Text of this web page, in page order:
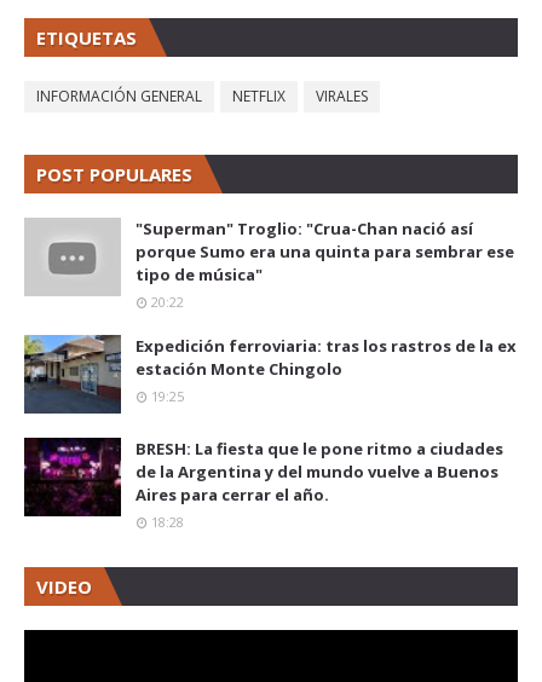
ETIQUETAS
INFORMACIÓN GENERAL NETFLIX VIRALES
POST POPULARES
"Superman" Troglio: "Crua-Chan nació así
porque Sumo era una quinta para sembrar ese
tipo de música"
20:22
Expedición ferroviaria: tras los rastros de la ex
estación Monte Chingolo
19:25
BRESH: La fiesta que le pone ritmo a ciudades
de la Argentina y del mundo vuelve a Buenos
Aires para cerrar el año.
18:28
VIDEO